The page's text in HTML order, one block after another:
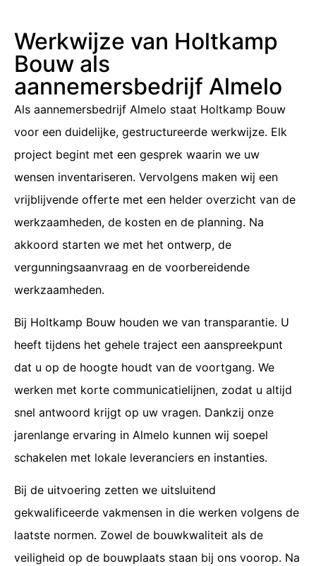
Werkwijze van Holtkamp
Bouw als
aannemersbedrijf Almelo
Als aannemersbedrijf Almelo staat Holtkamp Bouw
voor een duidelijke, gestructureerde werkwijze. Elk
project begint met een gesprek waarin we uw
wensen inventariseren. Vervolgens maken wij een
vrijblijvende offerte met een helder overzicht van de
werkzaamheden, de kosten en de planning. Na
akkoord starten we met het ontwerp, de
vergunningsaanvraag en de voorbereidende
werkzaamheden.
Bij Holtkamp Bouw houden we van transparantie. U
heeft tijdens het gehele traject een aanspreekpunt
dat u op de hoogte houdt van de voortgang. We
werken met korte communicatielijnen, zodat u altijd
snel antwoord krijgt op uw vragen. Dankzij onze
jarenlange ervaring in Almelo kunnen wij soepel
schakelen met lokale leveranciers en instanties.
Bij de uitvoering zetten we uitsluitend
gekwalificeerde vakmensen in die werken volgens de
laatste normen. Zowel de bouwkwaliteit als de
veiligheid op de bouwplaats staan bij ons voorop. Na